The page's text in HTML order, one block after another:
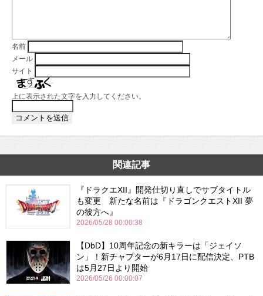
名前
メール
サイト
上に表示された文字を入力してください。
関連記事
『ドラクエXII』開発仕切り直しでサブタイトル
も変更 新たな名前は『ドラゴンクエストXII 夢
の彼方へ』
2026/05/28 00:00:38
【DbD】10周年記念の新キラーは「ジェイソ
ン」！新チャプターが6月17日に配信決定、PTB
は5月27日より開始
2026/05/26 00:00:07